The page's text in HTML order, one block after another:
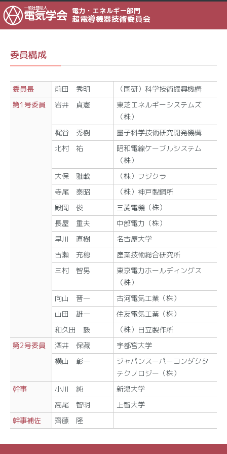
電力・エネルギー部門
超電導機器技術委員会
委員構成
委員長 前田 秀明
（国研）科学技術振興機構
第1号委員
岩井 貞憲
東芝エネルギーシステムズ
（株）
梶谷 秀樹
量子科学技術研究開発機構
北村 祐
昭和電線ケーブルシステム
（株）
大保 雅載
（株）フジクラ
寺尾 泰昭
（株）神戸製鋼所
殿岡 俊
三菱電機（株）
長屋 重夫
中部電力（株）
早川 直樹
名古屋大学
古瀬 充穂
産業技術総合研究所
三村 智男
東京電力ホールディングス
（株）
向山 晋一
古河電気工業（株）
山田 雄一
住友電気工業（株）
和久田 毅
（株）日立製作所
第2号委員
酒井 保藏
宇都宮大学
横山 彰一
ジャパンスーパーコンダクタ
テクノロジー（株）
幹事
小川 純
新潟大学
高尾 智明
上智大学
幹事補佐
齊藤 隆